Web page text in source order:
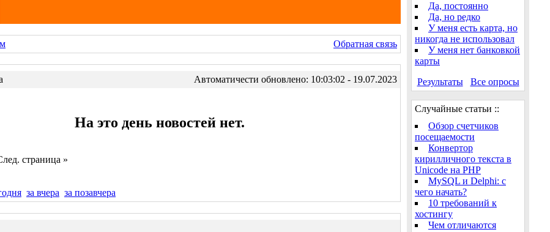
Обратная связь
Автоматичести обновлено: 10:03:02 - 19.07.2023
На это день новостей нет.
страница »
за вчера за позавчера
Да, постоянно
Да, но редко
У меня есть карта, но
никогда не использовал
У меня нет банковкой
карты
Результаты
Все опросы
Случайные статьи ::
Обзор счетчиков
посещаемости
Конвертор
кирилличного текста в
Unicode на PHP
MySQL и Delphi: с
чего начать?
10 требований к
хостингу
Чем отличаются